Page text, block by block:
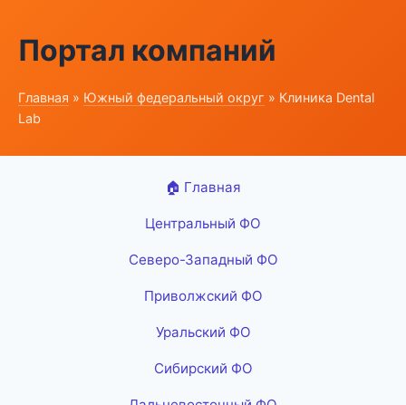
Портал компаний
Главная » Южный федеральный округ » Клиника Dental
Lab
🏠 Главная
Центральный ФО
Северо-Западный ФО
Приволжский ФО
Уральский ФО
Сибирский ФО